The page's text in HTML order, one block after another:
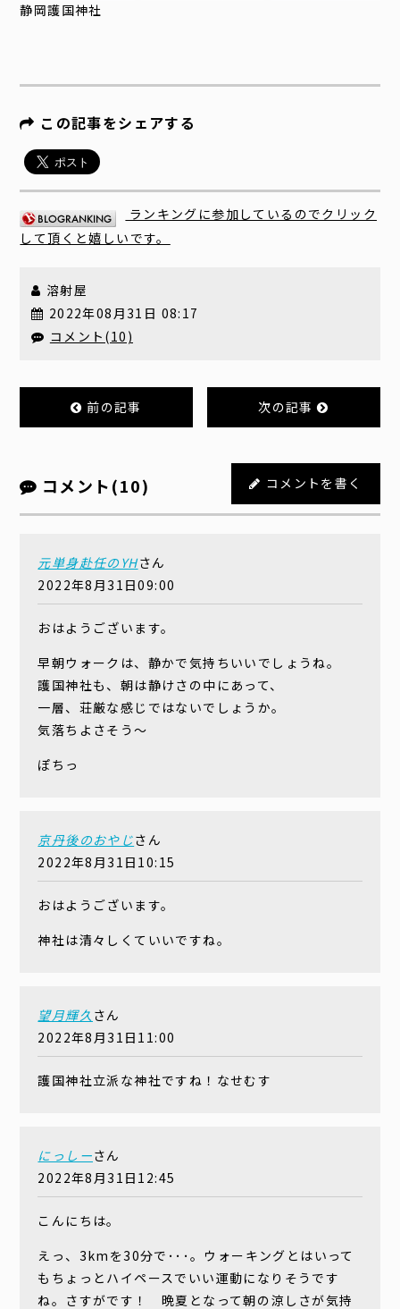
静岡護国神社
この記事をシェアする
ランキングに参加しているのでクリック
して頂くと嬉しいです。
溶射屋
2022年08月31日 08:17
コメント(10)
前の記事 次の記事
コメント(10) コメントを書く
元単身赴任のYHさん
2022年8月31日09:00
おはようございます。
早朝ウォークは、静かで気持ちいいでしょうね。
護国神社も、朝は静けさの中にあって、
一層、荘厳な感じではないでしょうか。
気落ちよさそう～
ぽちっ
京丹後のおやじさん
2022年8月31日10:15
おはようございます。
神社は清々しくていいですね。
望月輝久 さん
2022年8月31日11:00
護国神社立派な神社ですね！なせむす
にっしーさん
2022年8月31日12:45
こんにちは。
えっ、3kmを30分で･･･。ウォーキングとはいって
もちょっとハイペースでいい運動になりそうです
ね。さすがです！ 晩夏となって朝の涼しさが気持